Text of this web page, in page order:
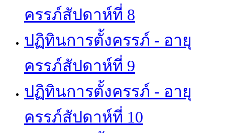
ครรภ์สัปดาห์ที่ 8
ปฏิทินการตั้งครรภ์ - อายุ
ครรภ์สัปดาห์ที่ 9
ปฏิทินการตั้งครรภ์ - อายุ
ครรภ์สัปดาห์ที่ 10